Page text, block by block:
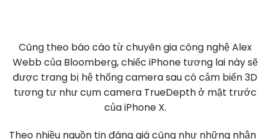
Cũng theo báo cáo từ chuyên gia công nghệ Alex
Webb của Bloomberg, chiếc iPhone tương lai này sẽ
được trang bị hệ thống camera sau có cảm biến 3D
tương tư như cụm camera TrueDepth ở mặt trước
của iPhone X.
Theo nhiều nguồn tin đáng giá cũng như những nhận